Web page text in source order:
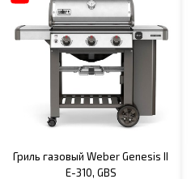
Гриль газовый Weber Genesis II
E-310, GBS